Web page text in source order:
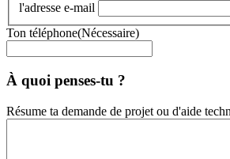
l'adresse e-mail
Ton téléphone(Nécessaire)
À quoi penses-tu ?
Résume ta demande de projet ou d'aide